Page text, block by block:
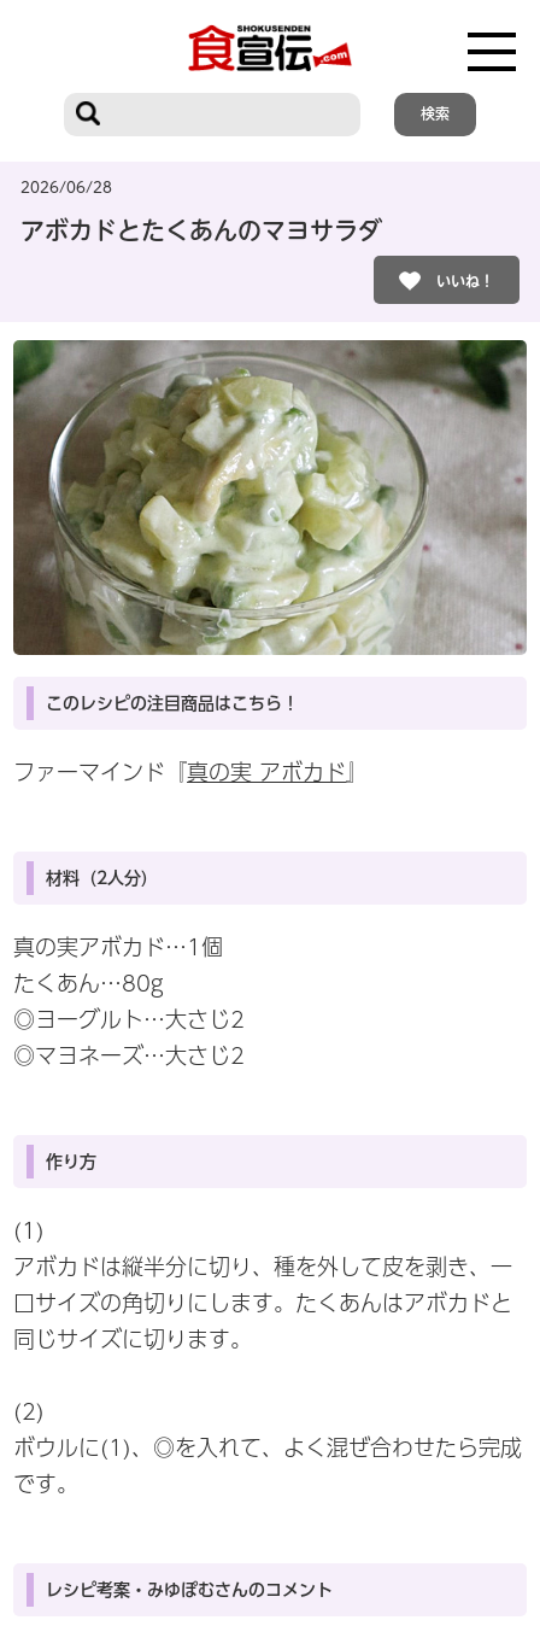
2026/06/28
アボカドとたくあんのマヨサラダ
いいね！
このレシピの注目商品はこちら！
ファーマインド『真の実 アボカド
材料（2人分）
真の実アボカド…1個
たくあん…80g
◎ヨーグルト…大さじ2
◎マヨネーズ…大さじ2
作り方
(1)
アボカドは縦半分に切り、種を外して皮を剥き、一
口サイズの角切りにします。たくあんはアボカドと
同じサイズに切ります。
(2)
ボウルに(1)、◎を入れて、よく混ぜ合わせたら完成
です。
レシピ考案・みゆぽむさんのコメント